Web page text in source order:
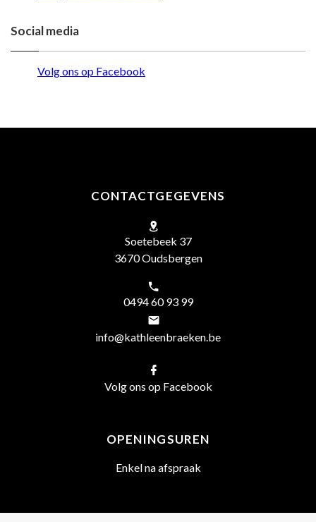
Social media
Volg ons op Facebook
CONTACTGEGEVENS
Soetebeek 37
3670 Oudsbergen
0494 60 93 99
info@kathleenbraeken.be
Volg ons op Facebook
OPENINGSUREN
Enkel na afspraak